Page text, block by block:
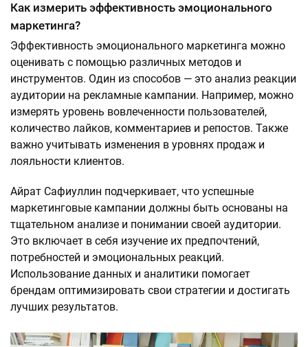
Как измерить эффективность эмоционального
маркетинга?
Эффективность эмоционального маркетинга можно
оценивать с помощью различных методов и
инструментов. Один из способов — это анализ реакции
аудитории на рекламные кампании. Например, можно
измерять уровень вовлеченности пользователей,
количество лайков, комментариев и репостов. Также
важно учитывать изменения в уровнях продаж и
лояльности клиентов.
Айрат Сафиуллин подчеркивает, что успешные
маркетинговые кампании должны быть основаны на
тщательном анализе и понимании своей аудитории.
Это включает в себя изучение их предпочтений,
потребностей и эмоциональных реакций.
Использование данных и аналитики помогает
брендам оптимизировать свои стратегии и достигать
лучших результатов.